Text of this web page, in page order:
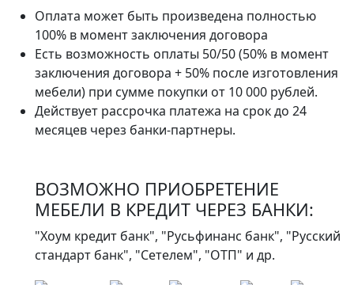
Оплата может быть произведена полностью
100% в момент заключения договора
Есть возможность оплаты 50/50 (50% в момент
заключения договора + 50% после изготовления
мебели) при сумме покупки от 10 000 рублей.
Действует рассрочка платежа на срок до 24
месяцев через банки-партнеры.
ВОЗМОЖНО ПРИОБРЕТЕНИЕ
МЕБЕЛИ В КРЕДИТ ЧЕРЕЗ БАНКИ:
"Хоум кредит банк", "Русьфинанс банк", "Русский
стандарт банк", "Сетелем", "ОТП" и др.